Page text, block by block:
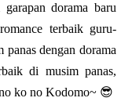
dorama baru
terbaik guru-
dengan dorama
di musim panas,
ko no Kodomo~ 😎